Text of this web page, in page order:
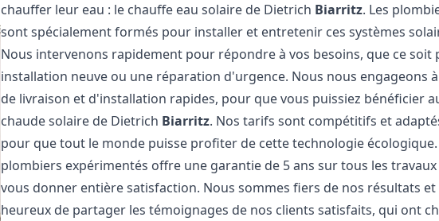
chauffer leur eau : le chauffe eau solaire de Dietrich Biarritz. Les
sont spécialement formés pour installer et entretenir ces systèmes
Nous intervenons rapidement pour répondre à vos besoins, que ce soit
installation neuve ou une réparation d'urgence. Nous nous engageons
de livraison et d'installation rapides, pour que vous puissiez bénéficier
chaude solaire de Dietrich Biarritz. Nos tarifs sont compétitifs et
pour que tout le monde puisse profiter de cette technologie
plombiers expérimentés offre une garantie de 5 ans sur tous les
vous donner entière satisfaction. Nous sommes fiers de nos résultats
heureux de partager les témoignages de nos clients satisfaits, qui ont